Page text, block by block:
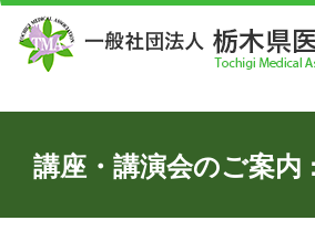
講座・講演会のご案内